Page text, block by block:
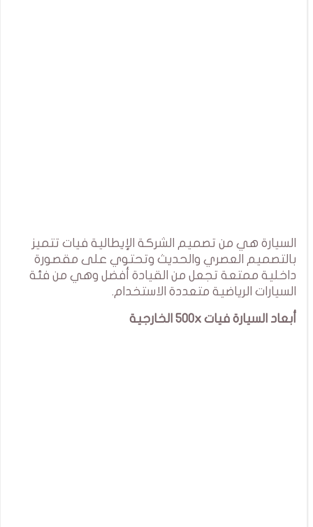
السيارة هي من تصميم الشركة الإيطالية فيات تتميز
بالتصميم العصري والحديث وتحتوي على مقصورة
داخلية ممتعة تجعل من القيادة أفضل وهي من فئة
السيارات الرياضية متعددة الاستخدام.
أبعاد السيارة فيات 500x الخارجية